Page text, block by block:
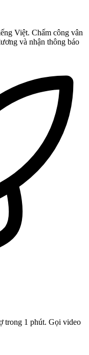
Việt. Chấm công vân
và nhận thông báo
trong 1 phút. Gọi video